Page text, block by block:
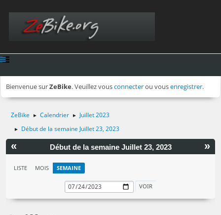
Bienvenue surZeBike. Veuillez vousconnecterou vousenregistrer.
ZeBike ► Calendrier ► Juillet 2023
► Début de la semaine Juillet 23, 2023
« »
Début de la semaine Juillet 23, 2023
LISTE MOIS SEMAINE